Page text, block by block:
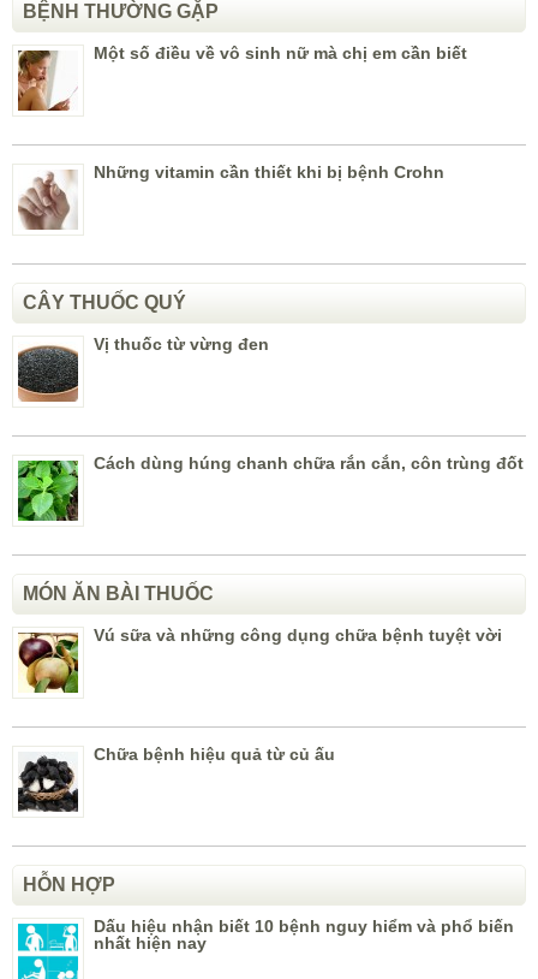
BỆNH THƯỜNG GẶP
Một số điều về vô sinh nữ mà chị em cần biết
Những vitamin cần thiết khi bị bệnh Crohn
CÂY THUỐC QUÝ
Vị thuốc từ vừng đen
Cách dùng húng chanh chữa rắn cắn, côn trùng đốt
MÓN ĂN BÀI THUỐC
Vú sữa và những công dụng chữa bệnh tuyệt vời
Chữa bệnh hiệu quả từ củ ấu
HỖN HỢP
Dấu hiệu nhận biết 10 bệnh nguy hiểm và phổ biến
nhất hiện nay